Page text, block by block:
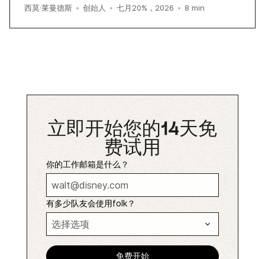
西莫·莱曼德斯 • 创始人 • 七月20%，2026 • 8 min
立即开始您的14天免
费试用
你的工作邮箱是什么？
有多少队友会使用folk？